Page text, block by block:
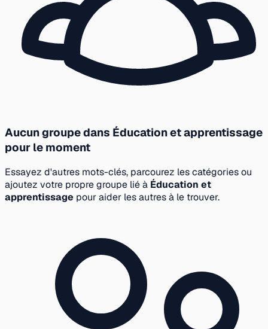
Aucun groupe dans Éducation et apprentissage
pour le moment
Essayez d'autres mots-clés, parcourez les catégories ou
ajoutez votre propre groupe lié à Éducation et
apprentissage pour aider les autres à le trouver.